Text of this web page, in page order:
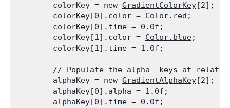
        colorKey = new
GradientColorKey[2];
        colorKey[0].color =
Color.red ;
        colorKey[0].time = 0.0f;
        colorKey[1].color =
Color.blue;
        colorKey[1].time = 1.0f;
// Populate the alpha  keys at
        alphaKey = new
GradientAlphaKey[2];
        alphaKey[0].alpha = 1.0f;
        alphaKey[0].time = 0.0f;